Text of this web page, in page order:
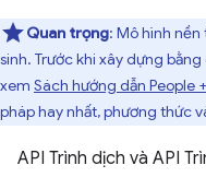
Quan trọng: Mô hình
sinh. Trước khi xây dựng
xem Sách hướng dẫn People
pháp hay nhất, phương thức
API Trình dịch và API